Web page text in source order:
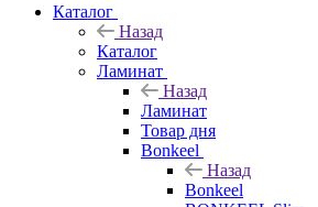
Каталог
Назад
Каталог
Ламинат
Назад
Ламинат
Товар дня
Bonkeel
Назад
Bonkeel